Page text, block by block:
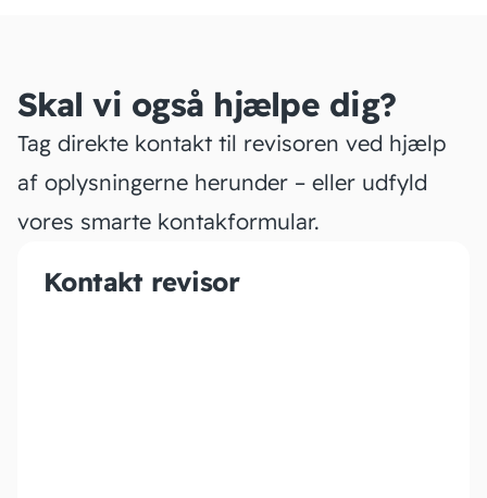
Skal vi også hjælpe dig?
Tag direkte kontakt til revisoren ved hjælp
af oplysningerne herunder – eller udfyld
vores smarte kontakformular.
Kontakt revisor